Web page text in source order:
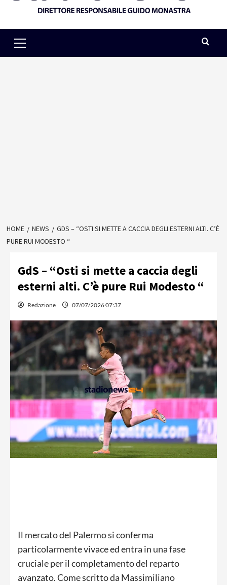
Menu
HOME NEWS
GDS – “OSTI SI METTE A CACCIA DEGLI ESTERNI ALTI. C’È
PURE RUI MODESTO “
GdS – “Osti si mette a caccia degli
esterni alti. C’è pure Rui Modesto “
Redazione 07/07/2026 07:37
Il mercato del Palermo si conferma
particolarmente vivace ed entra in una fase
cruciale per il completamento del reparto
avanzato. Come scritto da Massimiliano